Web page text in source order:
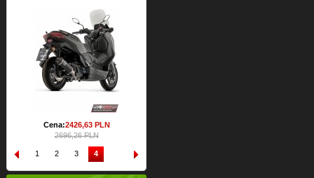
Cena:2426,63PLN
2696,26 PLN
1 2 3 4